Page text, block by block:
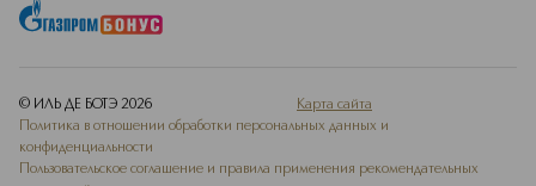
© ИЛЬ ДЕ БОТЭ 2026
Карта сайта
Политика в отношении обработки персональных данных и
конфиденциальности
Пользовательское соглашение и правила применения рекомендательных